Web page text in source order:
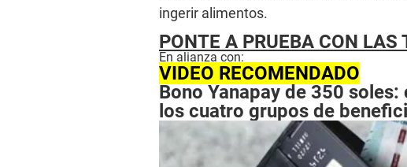
ingerir alimentos.
PONTE A PRUEBA CON LAS
En alianza con:
VIDEO RECOMENDADO
Bono Yanapay de 350
los cuatro grupos de